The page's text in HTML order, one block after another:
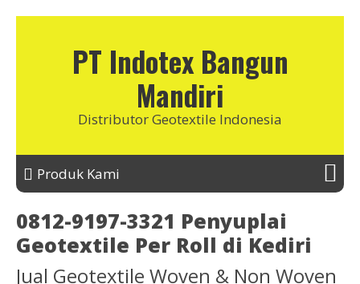
PT Indotex Bangun
Mandiri
Distributor Geotextile Indonesia
Produk Kami
0812-9197-3321 Penyuplai
Geotextile Per Roll di Kediri
Jual Geotextile Woven & Non Woven